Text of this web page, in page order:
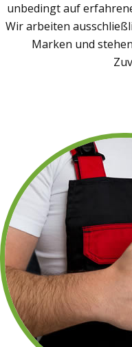
unbedingt auf
Wir arbeiten
Marken und